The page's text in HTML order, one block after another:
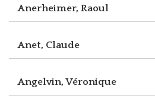
Anerheimer, Raoul
Anet, Claude
Angelvin, Véronique